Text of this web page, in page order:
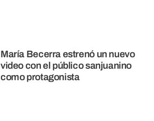
María Becerra estrenó un nuevo
video con el público sanjuanino
como protagonista